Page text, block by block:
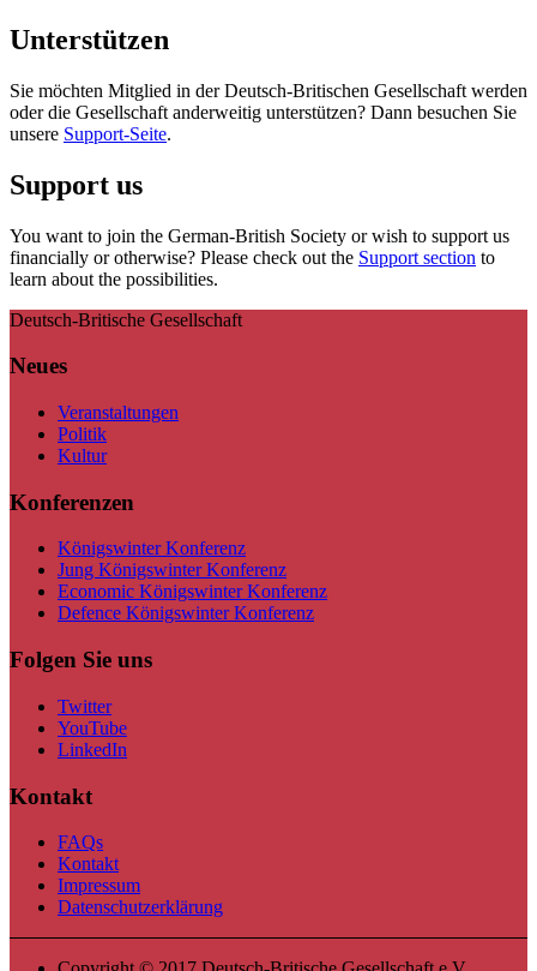
Unterstützen
Sie möchten Mitglied in der Deutsch-Britischen Gesellschaft werden
oder die Gesellschaft anderweitig unterstützen? Dann besuchen Sie
unsere Support-Seite.
Support us
You want to join the German-British Society or wish to support us
financially or otherwise? Please check out the Support section to
learn about the possibilities.
Deutsch-Britische Gesellschaft
Neues
Veranstaltungen
Politik
Kultur
Konferenzen
Königswinter Konferenz
Jung Königswinter Konferenz
Economic Königswinter Konferenz
Defence Königswinter Konferenz
Folgen Sie uns
Twitter
YouTube
LinkedIn
Kontakt
FAQs
Kontakt
Impressum
Datenschutzerklärung